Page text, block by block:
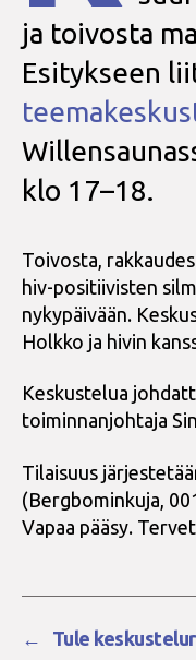
ja toivosta
Esitykseen
klo 17–18.
Toivosta,
hiv-positiivisten
nykypäivään.
Holkko ja hivin
Keskustelua
toiminnanjohtaja
Tilaisuus
(Bergbominkuja,
Vapaa pääsy.
←
Tule